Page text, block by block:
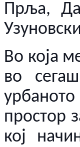
Прља,
Во која
во
простор
кој